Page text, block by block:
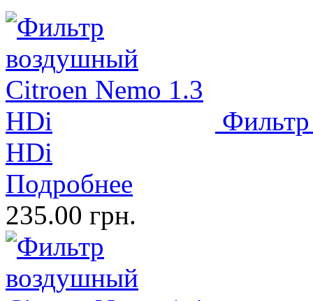
HDi
Подробнее
235.00 грн.